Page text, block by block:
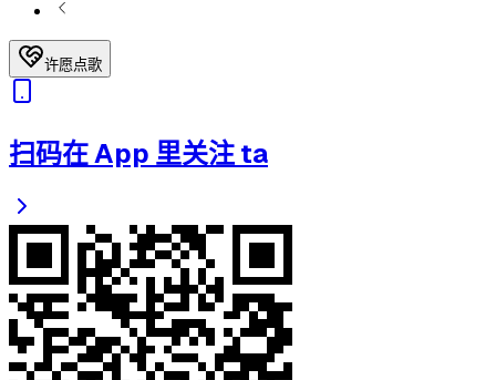
许愿点歌
扫码在 App 里关注 ta